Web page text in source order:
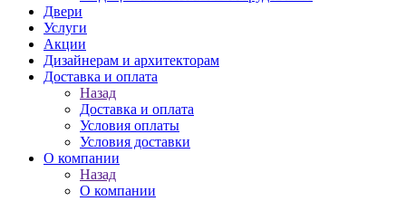
Двери
Услуги
Акции
Дизайнерам и архитекторам
Доставка и оплата
Назад
Доставка и оплата
Условия оплаты
Условия доставки
О компании
Назад
О компании